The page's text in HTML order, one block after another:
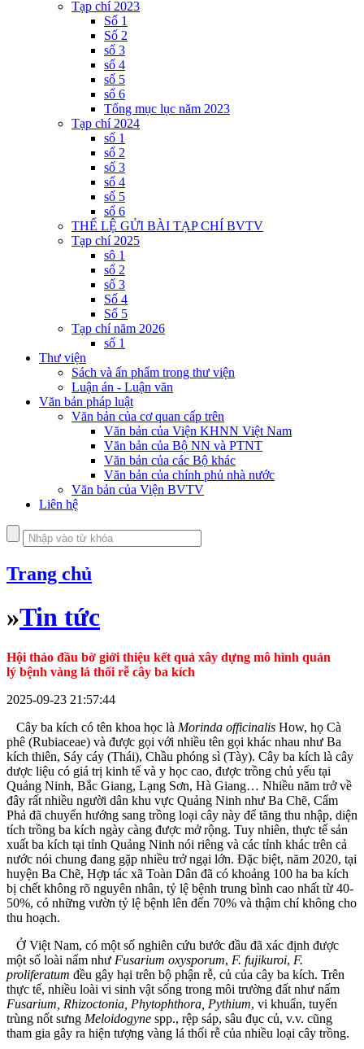
Tạp chí 2023
Số 1
Số 2
số 3
số 4
số 5
số 6
Tổng mục lục năm 2023
Tạp chí 2024
số 1
số 2
số 3
số 4
số 5
số 6
THỂ LỆ GỬI BÀI TẠP CHÍ BVTV
Tạp chí 2025
sô 1
số 2
số 3
Số 4
Số 5
Tạp chí năm 2026
số 1
Thư viện
Sách và ấn phẩm trong thư viện
Luận án - Luận văn
Văn bản pháp luật
Văn bản của cơ quan cấp trên
Văn bản của Viện KHNN Việt Nam
Văn bản của Bộ NN và PTNT
Văn bản của các Bộ khác
Văn bản của chính phủ nhà nước
Văn bản của Viện BVTV
Liên hệ
Trang chủ
»Tin tức
Hội thảo đầu bờ giới thiệu kết quả xây dựng mô hình quản
lý bệnh vàng lá thối rễ cây ba kích
2025-09-23 21:57:44
Cây ba kích có tên khoa học là Morinda officinalis How, họ Cà
phê (Rubiaceae) và được gọi với nhiều tên gọi khác nhau như Ba
kích thiên, Sáy cáy (Thái), Chầu phóng sì (Tày). Cây ba kích là cây
dược liệu có giá trị kinh tế và y học cao, được trồng chủ yếu tại
Quảng Ninh, Bắc Giang, Lạng Sơn, Hà Giang… Nhiều năm trở về
đây rất nhiều người dân khu vực Quảng Ninh như Ba Chẽ, Cẩm
Phả đã chuyển hướng sang trồng loại cây này để tăng thu nhập, diện
tích trồng ba kích ngày càng được mở rộng. Tuy nhiên, thực tế sản
xuất ba kích tại tỉnh Quảng Ninh nói riêng và các tỉnh khác trên cả
nước nói chung đang gặp nhiều trở ngại lớn. Đặc biệt, năm 2020, tại
huyện Ba Chẽ, Hợp tác xã Toàn Dân đã có khoảng 100 ha ba kích
bị chết không rõ nguyên nhân, tỷ lệ bệnh trung bình cao nhất từ 40-
50%, có những vườn tỷ lệ bệnh lên đến 70% và thậm chí không cho
thu hoạch.
Ở Việt Nam, có một số nghiên cứu bước đầu đã xác định được
một số loài nấm như Fusarium oxysporum, F. fujikuroi, F.
proliferatum đều gây hại trên bộ phận rễ, củ của cây ba kích. Trên
thực tế, nhiều loài vi sinh vật sống trong môi trường đất như nấm
Fusarium, Rhizoctonia, Phytophthora, Pythium, vi khuẩn, tuyến
trùng nốt sưng Meloidogyne spp., rệp sáp, sâu đục củ, v.v. cũng
tham gia gây ra hiện tượng vàng lá thối rễ của nhiều loại cây trồng.